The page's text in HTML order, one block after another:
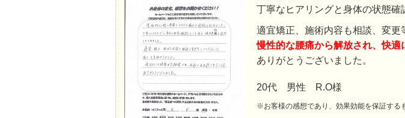
丁寧なヒアリングと身体の状態確
適宜矯正、施術内容も相談、変更
慢性的な腰痛から解放され、快適
ありがとうございました。
20代 男性 R.O様
※お客様の感想であり、効果効能を保証する